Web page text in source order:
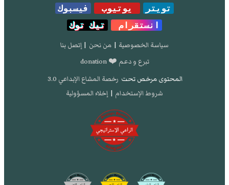
تويتر يوتيوب
فيسبوك
انستقرام
تيك توك
سياسة الخصوصية | من نحن | إتصل بنا
تبرع و دعم ❤️ donation
المحتوى مرخص تحت رخصة المشاع الإبداعي 3.0
شروط الإستخدام | إخلاء المسؤولية